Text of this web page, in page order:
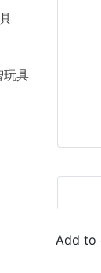
玩具